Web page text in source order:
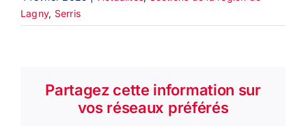
Lagny, Serris
Partagez cette information sur
vos réseaux préférés